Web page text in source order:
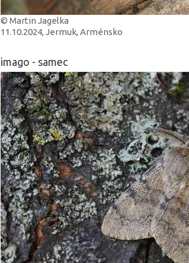
© Martin Jagelka
11.10.2024, Jermuk, Arménsko
imago - samec